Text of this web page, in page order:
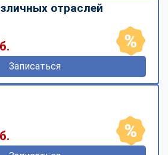
отраслей
Записаться